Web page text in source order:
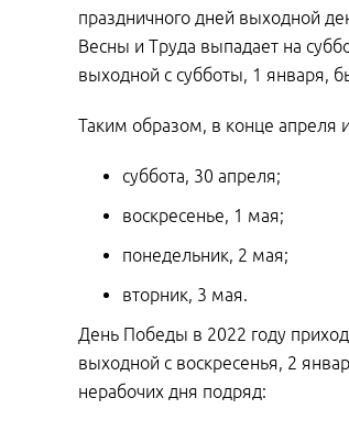
праздничного дней выходной
Весны и Труда выпадает на
выходной с субботы, 1 января,
Таким образом, в конце апреля
суббота, 30 апреля;
воскресенье, 1 мая;
понедельник, 2 мая;
вторник, 3 мая.
День Победы в 2022 году
выходной с воскресенья, 2
нерабочих дня подряд: